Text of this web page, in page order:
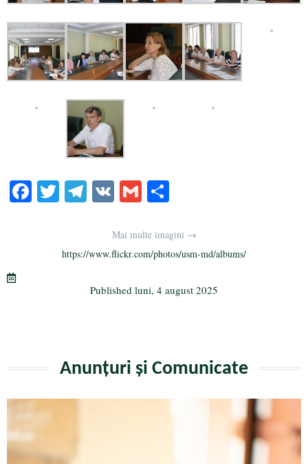
Fa T
r
Te
a
m
V G
ailaj
ea
Mai multe imagini →
https://www.flickr.com/photos/usm-md/albums/
Published luni, 4 august 2025
Anunțuri și Comunicate